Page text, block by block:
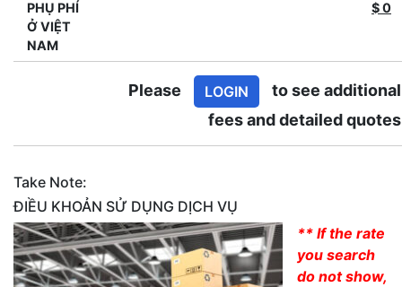
PHỤ PHÍ
Ở VIỆT
NAM
$0
Please LOGIN
to see additional
fees and detailed quotes
Take Note:
ĐIỀU KHOẢN SỬ DỤNG DỊCH VỤ
** If the rate
you search
do not show,